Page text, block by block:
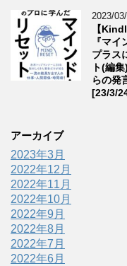
2023/
【
『マ
プラス
ト(編
らの発
[23/3/
アーカイブ
2023年3月
2022年12月
2022年11月
2022年10月
2022年9月
2022年8月
2022年7月
2022年6月